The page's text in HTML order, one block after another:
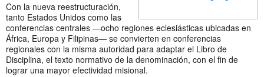
Con la nueva reestructuración,
tanto Estados Unidos como las
conferencias centrales —ocho regiones eclesiásticas ubicadas en
África, Europa y Filipinas— se convierten en conferencias
regionales con la misma autoridad para adaptar el Libro de
Disciplina, el texto normativo de la denominación, con el fin de
lograr una mayor efectividad misional.